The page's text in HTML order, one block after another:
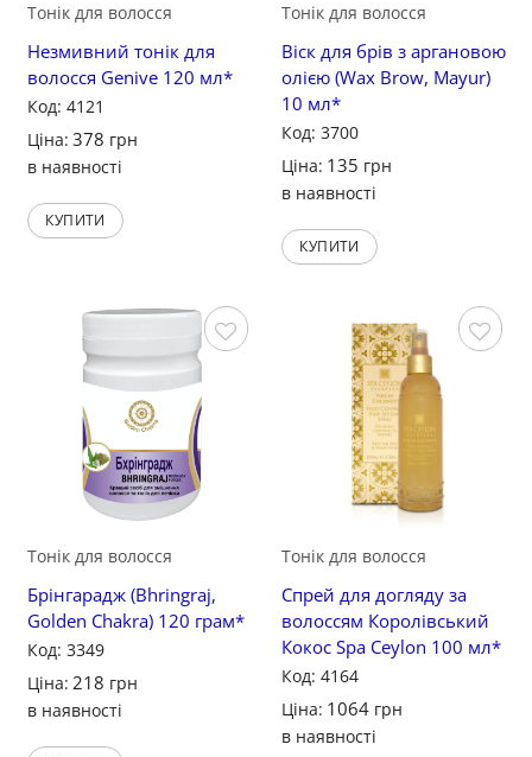
Тонік для волосся
Незмивний тонік для
волосся Genive 120 мл*
Код: 4121
Ціна: 378 грн
в наявності
КУПИТИ
Тонік для волосся
Віск для брів з аргановою
олією (Wax Brow, Mayur)
10 мл*
Код: 3700
Ціна: 135 грн
в наявності
КУПИТИ
Тонік для волосся
Брінгарадж (Bhringraj,
Golden Chakra) 120 грам*
Код: 3349
Ціна: 218 грн
в наявності
Зберегти
Тонік для волосся
Спрей для догляду за
волоссям Королівський
Кокос Spa Ceylon 100 мл*
Код: 4164
Ціна: 1064 грн
в наявності